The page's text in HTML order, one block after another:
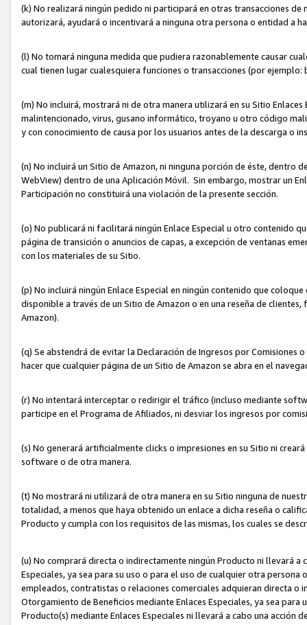
(k) No realizará ningún pedido ni participará en otras transacciones
autorizará, ayudará o incentivará a ninguna otra persona o entidad a
(l) No tomará ninguna medida que pudiera razonablemente causar
cual tienen lugar cualesquiera funciones o transacciones (por
(m) No incluirá, mostrará ni de otra manera utilizará en su Sitio
malintencionado, virus, gusano informático, troyano u otro código
y con conocimiento de causa por los usuarios antes de la descarga
(n) No incluirá un Sitio de Amazon, ni ninguna porción de éste,
WebView) dentro de una Aplicación Móvil. Sin embargo, mostrar un
Participación no constituirá una violación de la presente sección.
(o) No publicará ni facilitará ningún Enlace Especial u otro contenido
página de transición o anuncios de capas, a excepción de ventanas
con los materiales de su Sitio.
(p) No incluirá ningún Enlace Especial en ningún contenido que
disponible a través de un Sitio de Amazon o en una reseña de
Amazon).
(q) Se abstendrá de evitar la Declaración de Ingresos por
hacer que cualquier página de un Sitio de Amazon se abra en el
(r) No intentará interceptar o redirigir el tráfico (incluso mediante
participe en el Programa de Afiliados, ni desviar los ingresos por
(s) No generará artificialmente clicks o impresiones en su Sitio ni
software o de otra manera.
(t) No mostrará ni utilizará de otra manera en su Sitio ninguna de
totalidad, a menos que haya obtenido un enlace a dicha reseña o
Producto y cumpla con los requisitos de las mismas, los cuales se
(u) No comprará directa o indirectamente ningún Producto ni llevará a
Especiales, ya sea para su uso o para el uso de cualquier otra
empleados, contratistas o relaciones comerciales adquieran directa o
Otorgamiento de Beneficios mediante Enlaces Especiales, ya sea
Producto(s) mediante Enlaces Especiales ni llevará a cabo una